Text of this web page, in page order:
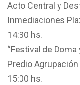
Acto Central y
Inmediaciones
14:30 hs.
“Festival de Doma
Predio
15:00 hs.